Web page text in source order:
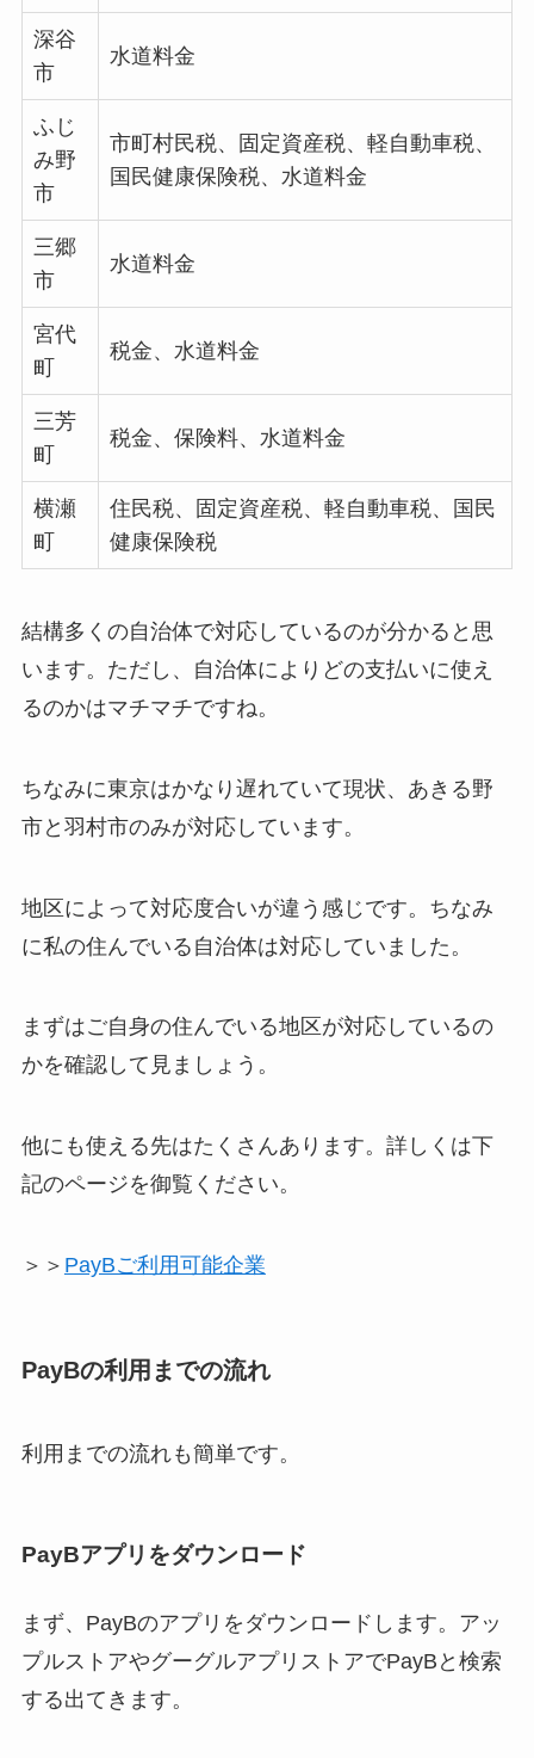
深谷
市
水道料金
ふじ
み野
市
市町村民税、固定資産税、軽自動車税、
国民健康保険税、水道料金
三郷
市
水道料金
宮代
町
税金、水道料金
三芳
町
税金、保険料、水道料金
横瀬
町
住民税、固定資産税、軽自動車税、国民
健康保険税
結構多くの自治体で対応しているのが分かると思
います。ただし、自治体によりどの支払いに使え
るのかはマチマチですね。
ちなみに東京はかなり遅れていて現状、あきる野
市と羽村市のみが対応しています。
地区によって対応度合いが違う感じです。ちなみ
に私の住んでいる自治体は対応していました。
まずはご自身の住んでいる地区が対応しているの
かを確認して見ましょう。
他にも使える先はたくさんあります。詳しくは下
記のページを御覧ください。
＞＞ PayBご利用可能企業
PayBの利用までの流れ
利用までの流れも簡単です。
PayBアプリをダウンロード
まず、PayBのアプリをダウンロードします。アッ
プルストアやグーグルアプリストアでPayBと検索
する出てきます。